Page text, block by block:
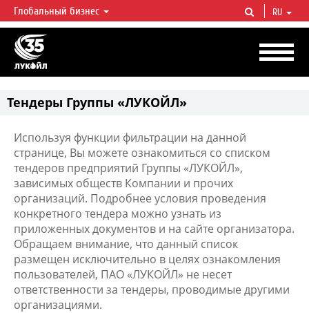
ЛУКОЙЛ СЕГОДНЯ
ЛУКОЙЛ — одна из крупнейших вертикально интегрированных
нефтегазовых компаний в мире, на долю которой приходится более 2%
мировой добычи нефти и около 1% доказанных запасов углеводородов.
Глобальный бизнес RU
Тендеры Группы «ЛУКОЙЛ»
Используя функции фильтрации на данной
странице, Вы можете ознакомиться со списком
тендеров предприятий Группы «ЛУКОЙЛ»,
зависимых обществ Компании и прочих
организаций. Подробнее условия проведения
конкретного тендера можно узнать из
приложенных документов и на сайте организатора.
Обращаем внимание, что данный список
размещен исключительно в целях ознакомления
пользователей, ПАО «ЛУКОЙЛ» не несет
ответственности за тендеры, проводимые другими
организациями.